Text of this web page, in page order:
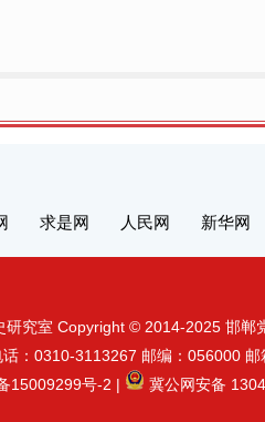
求是网 人民网 新华网
研究室 Copyright © 2014-2025 邯郸
：0310-3113267 邮编：056000
15009299号-2 | 冀公网安备